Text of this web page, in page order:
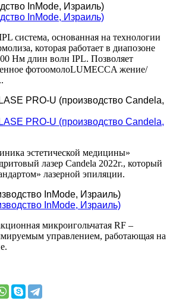
InMode, Израиль)
InMode, Израиль)
система, основанная на технологии
которая работает в диапозоне
Нм длин волн IPL. Позволяет
фотоомолоLUMECCA жение/
PRO-U (производство Candela,
PRO-U (производство Candela,
эстетической медицины»
лазер Сandela 2022г., который
лазерной эпиляции.
InMode, Израиль)
InMode, Израиль)
микроигольчатая RF –
управлением, работающая на